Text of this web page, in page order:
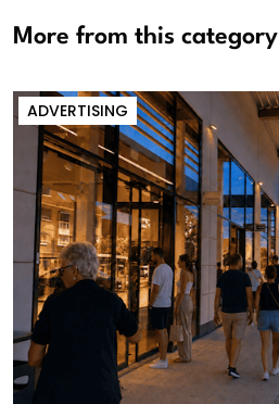
More from this category
ADVERTISING